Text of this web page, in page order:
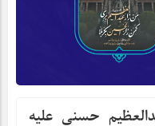
حسنی علیه